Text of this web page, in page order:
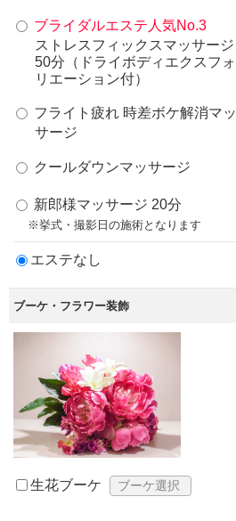
ブライダルエステ人気No.3
ストレスフィックスマッサージ
50分（ドライボディエクスフォ
リエーション付）
フライト疲れ 時差ボケ解消マッ
サージ
クールダウンマッサージ
新郎様マッサージ 20分
※挙式・撮影日の施術となります
エステなし
ブーケ・フラワー装飾
生花ブーケ ブーケ選択